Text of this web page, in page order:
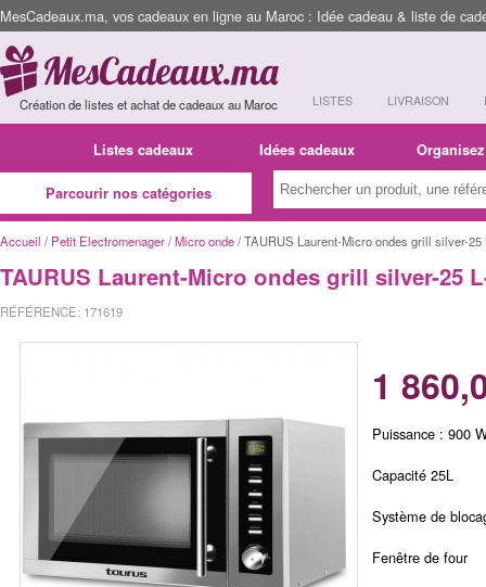
MesCadeaux.ma, vos cadeaux en ligne au Maroc : Idée cadeau & liste de
Création de listes et achat de cadeaux au Maroc LISTES LIVRAISON
Listes cadeaux Idées cadeaux
Parcourir nos catégories
Accueil / Petit Electromenager/Micro onde/ TAURUS Laurent-Micro ondes grill silver-25
TAURUS Laurent-Micro ondes grill silver-25
RÉFÉRENCE: 171619
1
Puissance : 900
Capacité 25L
Système de
Fenêtre de four